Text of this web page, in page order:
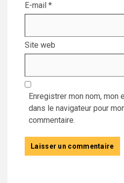
E-mail *
Site web
Enregistrer mon nom, mon
dans le navigateur pour
commentaire.